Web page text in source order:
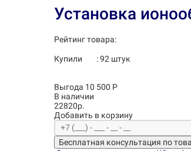
Установка
Рейтинг товара:
Купили :92 штук
Выгода 10 500 Р
В наличии
22820р.
Добавить в корзину
Бесплатная консультация по